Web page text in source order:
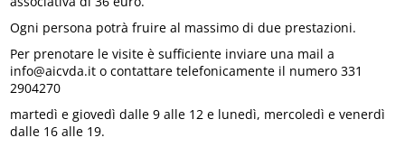
Ogni persona potrà fruire al massimo di due prestazioni.
Per prenotare le visite è sufficiente inviare una mail a
info@aicvda.it o contattare telefonicamente il numero 331
2904270
martedì e giovedì dalle 9 alle 12 e lunedì, mercoledì e venerdì
dalle 16 alle 19.